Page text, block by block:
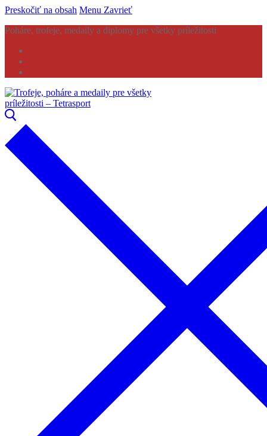
Preskočiť na obsah Menu Zavrieť
Poháre, trofeje, medaily a diplomy pre všetky príležitosti